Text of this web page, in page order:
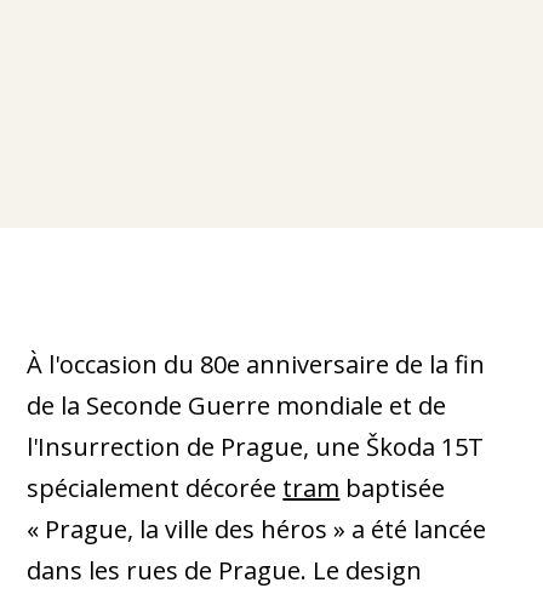
À l'occasion du 80e anniversaire de la fin
de la Seconde Guerre mondiale et de
l'Insurrection de Prague, une Škoda 15T
spécialement décorée tram baptisée
« Prague, la ville des héros » a été lancée
dans les rues de Prague. Le design